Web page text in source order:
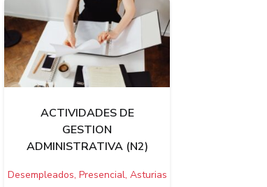
ACTIVIDADES DE
GESTION
ADMINISTRATIVA (N2)
Desempleados, Presencial, Asturias